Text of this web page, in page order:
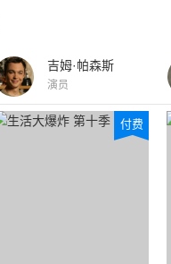
吉姆·帕森斯
演员
付费